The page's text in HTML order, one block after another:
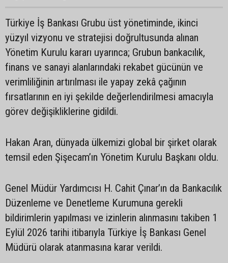
Türkiye İş Bankası Grubu üst yönetiminde, ikinci
yüzyıl vizyonu ve stratejisi doğrultusunda alınan
Yönetim Kurulu kararı uyarınca; Grubun bankacılık,
finans ve sanayi alanlarındaki rekabet gücünün ve
verimliliğinin artırılması ile yapay zekâ çağının
fırsatlarının en iyi şekilde değerlendirilmesi amacıyla
görev değişikliklerine gidildi.
Hakan Aran, dünyada ülkemizi global bir şirket olarak
temsil eden Şişecam’ın Yönetim Kurulu Başkanı oldu.
Genel Müdür Yardımcısı H. Cahit Çınar’ın da Bankacılık
Düzenleme ve Denetleme Kurumuna gerekli
bildirimlerin yapılması ve izinlerin alınmasını takiben 1
Eylül 2026 tarihi itibarıyla Türkiye İş Bankası Genel
Müdürü olarak atanmasına karar verildi.